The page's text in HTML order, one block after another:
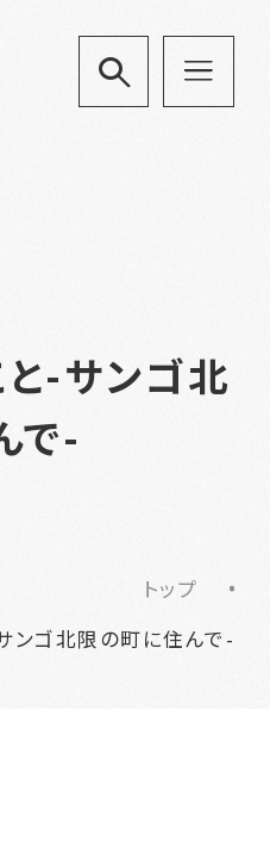
-サンゴ北
で-
トップ
ンゴ北限の町に住んで-